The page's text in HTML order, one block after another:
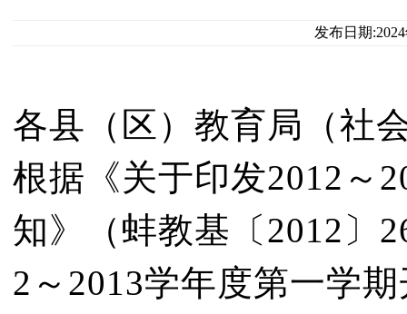
发布日期
各县（区）教育局（社
根据《关于印发2012～
知》（蚌教基〔2012〕
2～2013学年度第一学